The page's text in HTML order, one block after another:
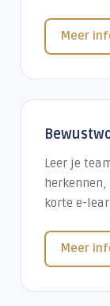
Meer
Leer je
korte e-
Meer